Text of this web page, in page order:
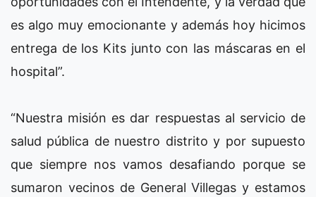
es algo muy emocionante y además hoy hicimos
entrega de los Kits junto con las máscaras en el
hospital”.
“Nuestra misión es dar respuestas al servicio de
salud pública de nuestro distrito y por supuesto
que siempre nos vamos desafiando porque se
sumaron vecinos de General Villegas y estamos